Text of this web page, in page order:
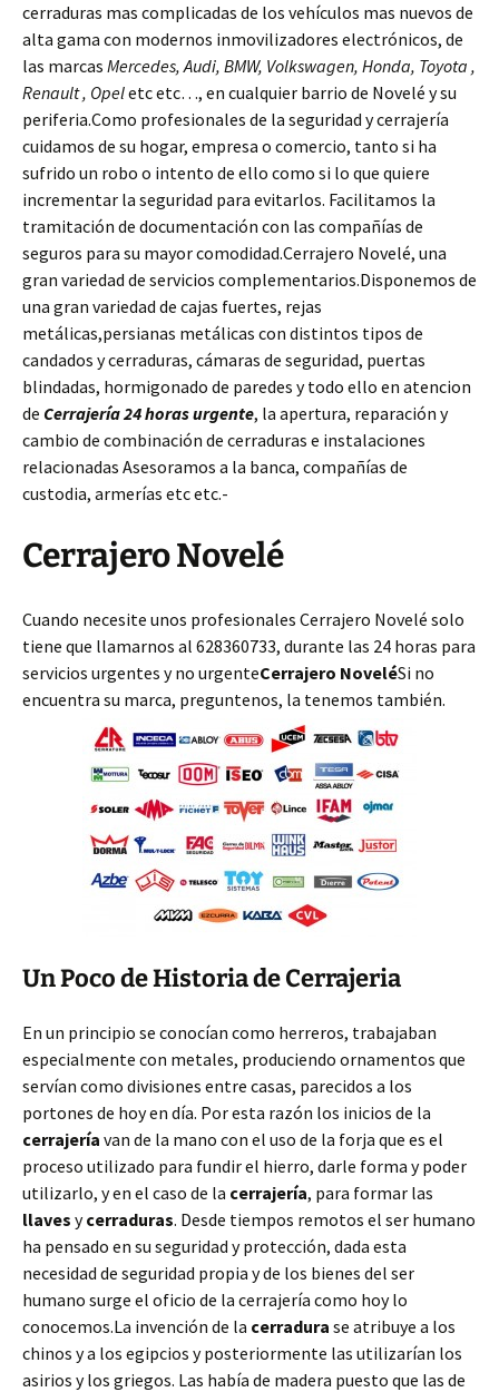
cerraduras mas complicadas de los vehículos mas nuevos de
alta gama con modernos inmovilizadores electrónicos, de
las marcas Mercedes, Audi, BMW, Volkswagen, Honda, Toyota ,
Renault , Opeletc etc…, en cualquier barrio de Novelé y su
periferia.Como profesionales de la seguridad y cerrajería
cuidamos de su hogar, empresa o comercio, tanto si ha
sufrido un robo o intento de ello como si lo que quiere
incrementar la seguridad para evitarlos. Facilitamos la
tramitación de documentación con las compañías de
seguros para su mayor comodidad.Cerrajero Novelé, una
gran variedad de servicios complementarios.Disponemos de
una gran variedad de cajas fuertes, rejas
metálicas,persianas metálicas con distintos tipos de
candados y cerraduras, cámaras de seguridad, puertas
blindadas, hormigonado de paredes y todo ello en atencion
de Cerrajería 24 horas urgente, la apertura, reparación y
cambio de combinación de cerraduras e instalaciones
relacionadas Asesoramos a la banca, compañías de
custodia, armerías etc etc.-
Cerrajero Novelé
Cuando necesite unos profesionales Cerrajero Novelé solo
tiene que llamarnos al 628360733, durante las 24 horas para
servicios urgentes y no urgenteCerrajero NoveléSi no
encuentra su marca, preguntenos, la tenemos también.
Un Poco de Historia de Cerrajeria
En un principio se conocían como herreros, trabajaban
especialmente con metales, produciendo ornamentos que
servían como divisiones entre casas, parecidos a los
portones de hoy en día. Por esta razón los inicios de la
cerrajería van de la mano con el uso de la forja que es el
proceso utilizado para fundir el hierro, darle forma y poder
utilizarlo, y en el caso de la cerrajería, para formar las
llaves ycerraduras. Desde tiempos remotos el ser humano
ha pensado en su seguridad y protección, dada esta
necesidad de seguridad propia y de los bienes del ser
humano surge el oficio de la cerrajería como hoy lo
conocemos.La invención de la cerradura se atribuye a los
chinos y a los egipcios y posteriormente las utilizarían los
asirios y los griegos. Las había de madera puesto que las de